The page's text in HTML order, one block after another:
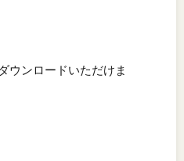
ウンロードいただけま